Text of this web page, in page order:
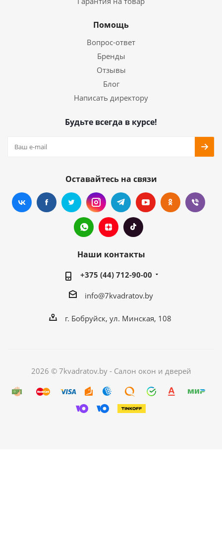
Помощь
Вопрос-ответ
Бренды
Отзывы
Блог
Написать директору
Будьте всегда в курсе!
Оставайтесь на связи
Наши контакты
+375 (44) 712-90-00
info@7kvadratov.by
г. Бобруйск, ул. Минская, 108
2026 © 7kvadratov.by - Салон окон и дверей